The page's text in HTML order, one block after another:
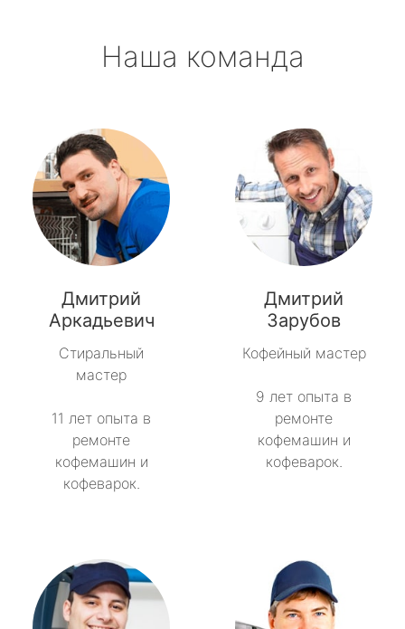
Наша команда
Дмитрий
Аркадьевич
Стиральный
мастер
11 лет опыта в
ремонте
кофемашин и
кофеварок.
Дмитрий
Зарубов
Кофейный мастер
9 лет опыта в
ремонте
кофемашин и
кофеварок.